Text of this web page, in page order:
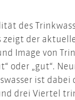
des
der
Image von
oder „gut“.
ist
drei Viertel